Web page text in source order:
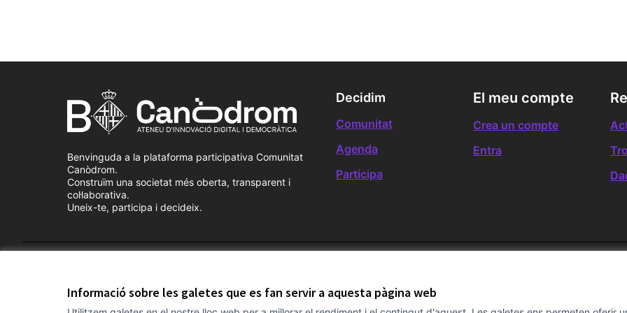
Informació sobre les galetes que es fan servir a aquesta pàgina web
Benvinguda a la plataforma participativa Comunitat
Canòdrom.
Construïm una societat més oberta, transparent i
col·laborativa.
Uneix-te, participa i decideix.
Decidim
Comunitat
Agenda
Participa
El meu compte
Crea un compte
Entra